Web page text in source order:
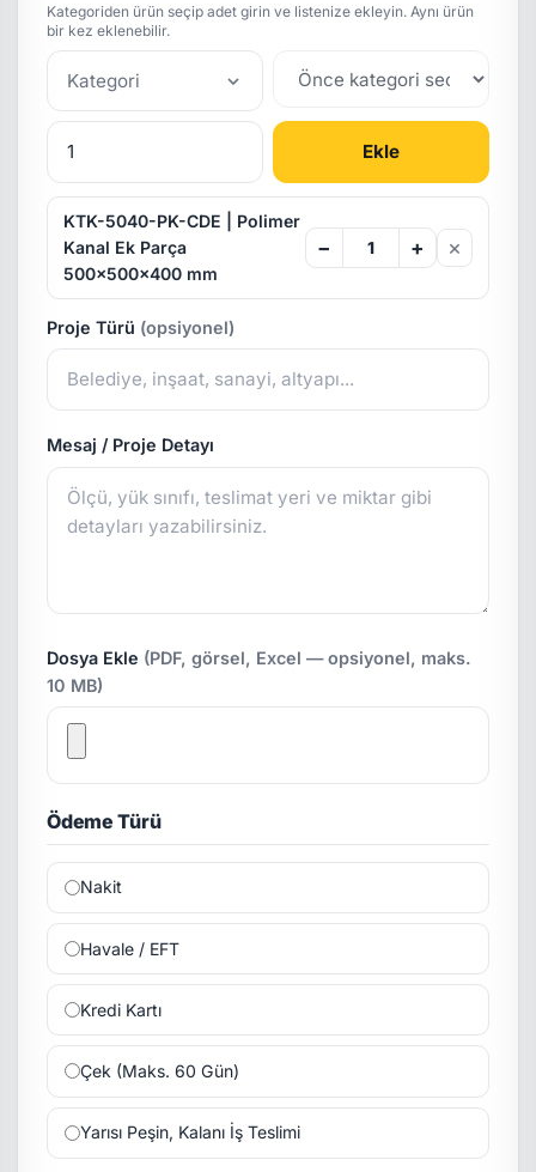
Kategoriden ürün seçip adet girin ve listenize ekleyin. Aynı ürün
bir kez eklenebilir.
Kategori
Ekle
KTK-5040-PK-CDE | Polimer
Kanal Ek Parça
500x500x400 mm
− + ×
Proje Türü (opsiyonel)
Mesaj / Proje Detayı
Dosya Ekle (PDF, görsel, Excel — opsiyonel, maks.
10 MB)
Ödeme Türü
Nakit
Havale / EFT
Kredi Kartı
Çek (Maks. 60 Gün)
Yarısı Peşin, Kalanı İş Teslimi